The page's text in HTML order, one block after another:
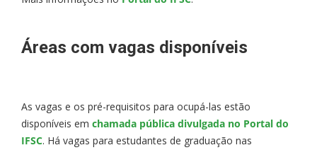
Áreas com vagas disponíveis
As vagas e os pré-requisitos para ocupá-las estão
disponíveis em chamada pública divulgada no Portal do
IFSC. Há vagas para estudantes de graduação nas